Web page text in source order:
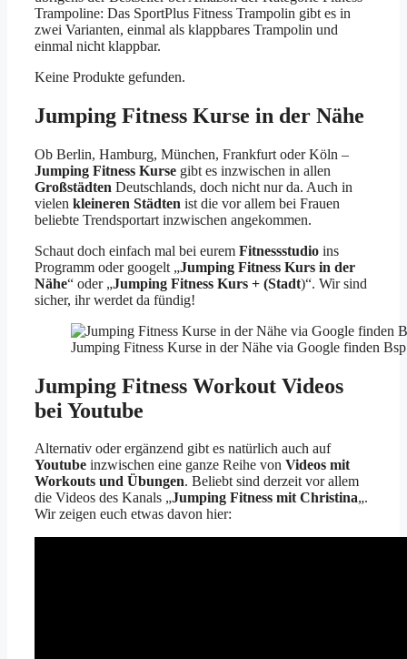
Trampoline: Das SportPlus Fitness Trampolin gibt es in
zwei Varianten, einmal als klappbares Trampolin und
einmal nicht klappbar.
Keine Produkte gefunden.
Jumping Fitness Kurse in der Nähe
Ob Berlin, Hamburg, München, Frankfurt oder Köln –
Jumping Fitness Kurse gibt es inzwischen in allen
Großstädten Deutschlands, doch nicht nur da. Auch in
vielen kleineren Städten ist die vor allem bei Frauen
beliebte Trendsportart inzwischen angekommen.
Schaut doch einfach mal bei eurem Fitnessstudio ins
Programm oder googelt „Jumping Fitness Kurs in der
Nähe“ oder „Jumping Fitness Kurs + (Stadt)“. Wir sind
sicher, ihr werdet da fündig!
Jumping Fitness Kurse in der Nähe via Google finden
Jumping Fitness Workout Videos
bei Youtube
Alternativ oder ergänzend gibt es natürlich auch auf
Youtube inzwischen eine ganze Reihe von Videos mit
Workouts und Übungen. Beliebt sind derzeit vor allem
die Videos des Kanals „Jumping Fitness mit Christina„.
Wir zeigen euch etwas davon hier: